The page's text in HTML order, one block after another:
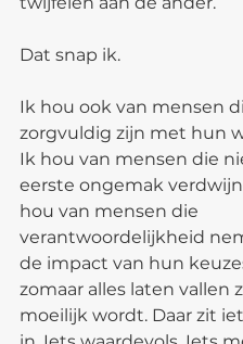
Dat snap ik.
Ik hou ook van mensen
zorgvuldig zijn met hun
Ik hou van mensen die
eerste ongemak
hou van mensen die
verantwoordelijkheid
de impact van hun
zomaar alles laten vallen
moeilijk wordt. Daar zit